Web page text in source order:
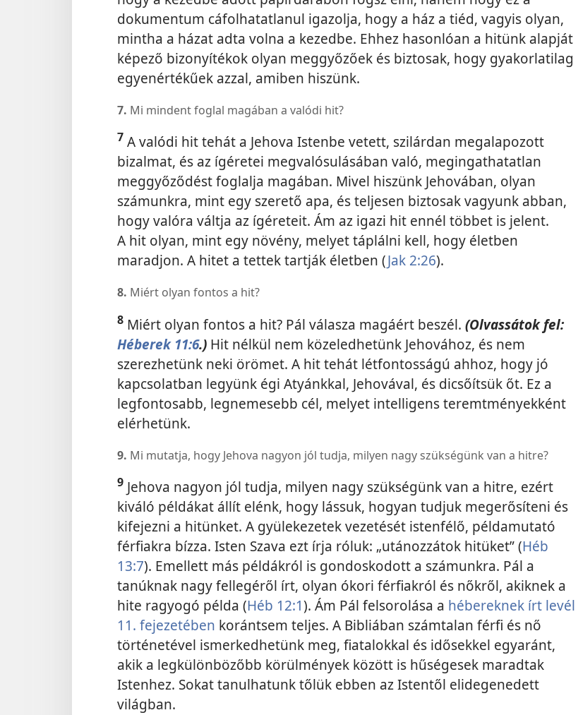
dokumentum cáfolhatatlanul igazolja, hogy a ház a tiéd, vagyis olyan,
mintha a házat adta volna a kezedbe. Ehhez hasonlóan a hitünk alapját
képező bizonyítékok olyan meggyőzőek és biztosak, hogy gyakorlatilag
egyenértékűek azzal, amiben hiszünk.
7. Mi mindent foglal magában a valódi hit?
7 A valódi hit tehát a Jehova Istenbe vetett, szilárdan megalapozott
bizalmat, és az ígéretei megvalósulásában való, megingathatatlan
meggyőződést foglalja magában. Mivel hiszünk Jehovában, olyan
számunkra, mint egy szerető apa, és teljesen biztosak vagyunk abban,
hogy valóra váltja az ígéreteit. Ám az igazi hit ennél többet is jelent.
A hit olyan, mint egy növény, melyet táplálni kell, hogy életben
maradjon. A hitet a tettek tartják életben (Jak 2:26).
8. Miért olyan fontos a hit?
8 Miért olyan fontos a hit? Pál válasza magáért beszél. (Olvassátok fel:
Héberek 11:6.) Hit nélkül nem közeledhetünk Jehovához, és nem
szerezhetünk neki örömet. A hit tehát létfontosságú ahhoz, hogy jó
kapcsolatban legyünk égi Atyánkkal, Jehovával, és dicsőítsük őt. Ez a
legfontosabb, legnemesebb cél, melyet intelligens teremtményekként
elérhetünk.
9. Mi mutatja, hogy Jehova nagyon jól tudja, milyen nagy szükségünk van a hitre?
9 Jehova nagyon jól tudja, milyen nagy szükségünk van a hitre, ezért
kiváló példákat állít elénk, hogy lássuk, hogyan tudjuk megerősíteni és
kifejezni a hitünket. A gyülekezetek vezetését istenfélő, példamutató
férfiakra bízza. Isten Szava ezt írja róluk: „utánozzátok hitüket” (Héb
13:7). Emellett más példákról is gondoskodott a számunkra. Pál a
tanúknak nagy fellegéről írt, olyan ókori férfiakról és nőkről, akiknek a
hite ragyogó példa (Héb 12:1). Ám Pál felsorolása a hébereknek írt levél
11. fejezetében korántsem teljes. A Bibliában számtalan férfi és nő
történetével ismerkedhetünk meg, fiatalokkal és idősekkel egyaránt,
akik a legkülönbözőbb körülmények között is hűségesek maradtak
Istenhez. Sokat tanulhatunk tőlük ebben az Istentől elidegenedett
világban.